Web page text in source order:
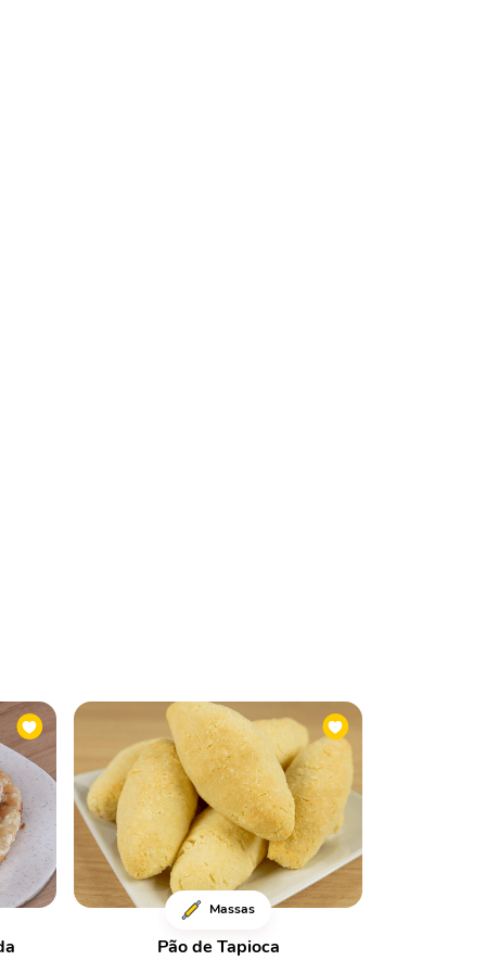
Massas
Pão de Tapioca